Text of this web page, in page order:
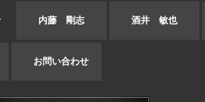
内藤 剛志 酒井 敏也
お問い合わせ